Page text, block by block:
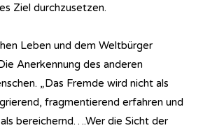
Ziel durchzusetzen.
Leben und dem Weltbürger
Anerkennung des anderen
„Das Fremde wird nicht als
fragmentierend erfahren und
bereichernd….Wer die Sicht der